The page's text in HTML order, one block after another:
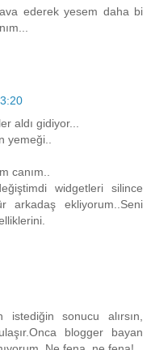
ederek yesem daha bi
aldı gidiyor...
yemeği..
canım..
widgetleri silince
arkadaş ekliyorum..Seni
sonucu alırsın,
blogger bayan